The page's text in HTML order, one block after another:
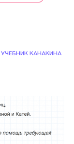
УЧЕБНИК КАНАКИНА